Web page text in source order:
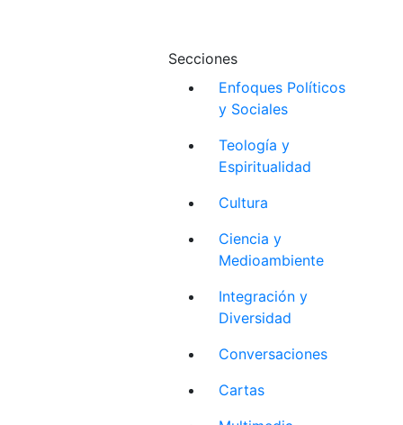
Secciones
Enfoques Políticos
y Sociales
Teología y
Espiritualidad
Cultura
Ciencia y
Medioambiente
Integración y
Diversidad
Conversaciones
Cartas